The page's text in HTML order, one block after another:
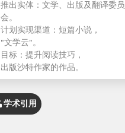
推出实体：文学、出版及翻译委员
会。
计划实现渠道：短篇小说，
"文学云"。
目标：提升阅读技巧，
出版沙特作家的作品。
学术引用